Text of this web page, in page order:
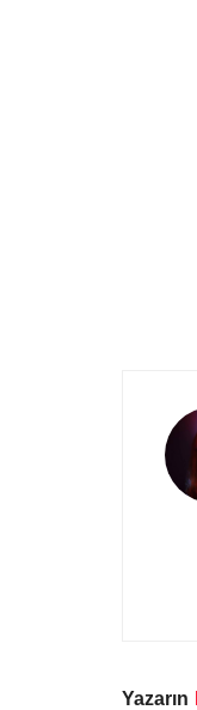
Yazarın